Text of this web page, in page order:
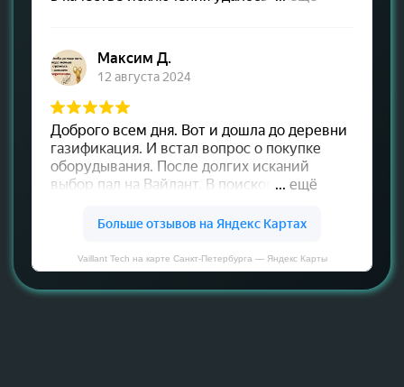
Vaillant Tech на карте Санкт‑Петербурга — Яндекс Карты